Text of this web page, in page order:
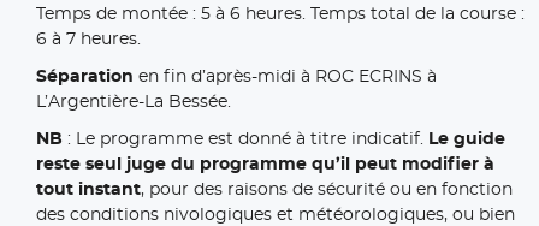
Temps de montée : 5 à 6 heures. Temps total de la course :
6 à 7 heures.
Séparation en fin d’après-midi à ROC ECRINS à
L’Argentière-La Bessée.
NB : Le programme est donné à titre indicatif. Le guide
reste seul juge du programme qu’il peut modifier à
tout instant, pour des raisons de sécurité ou en fonction
des conditions nivologiques et météorologiques, ou bien